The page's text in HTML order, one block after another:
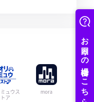
ュウス
トア
mora